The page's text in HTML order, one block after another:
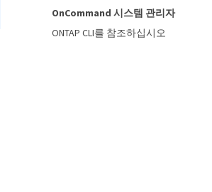
OnCommand 시스템 관리자
ONTAP CLI를 참조하십시오